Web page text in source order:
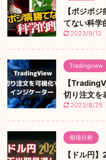
【ポジポ
てない科学
2023/9/12
Tradingview
【
切り注文を
2023/8/25
相場分析
【ドル円